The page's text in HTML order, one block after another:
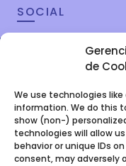
de
We use technologies
information. We do this
show (non-)
technologies will allow
behavior or unique IDs
consent, may adversely
SOCIAL